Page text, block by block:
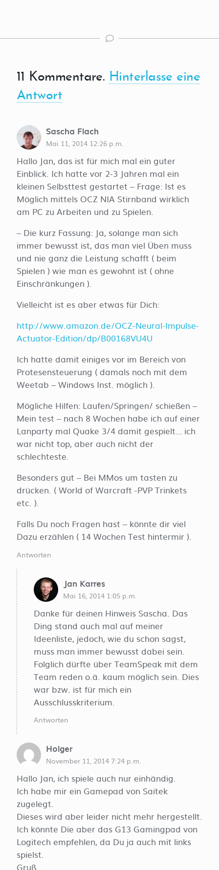
11 Kommentare. Hinterlasse eine
Antwort
Sascha Flach
Mai 11, 2014 12:26 p.m.
Hallo Jan, das ist für mich mal ein guter
Einblick. Ich hatte vor 2-3 Jahren mal ein
kleinen Selbsttest gestartet – Frage: Ist es
Möglich mittels OCZ NIA Stirnband wirklich
am PC zu Arbeiten und zu Spielen.
– Die kurz Fassung: Ja, solange man sich
immer bewusst ist, das man viel Üben muss
und nie ganz die Leistung schafft ( beim
Spielen ) wie man es gewohnt ist ( ohne
Einschränkungen ).
Vielleicht ist es aber etwas für Dich:
http://www.amazon.de/OCZ-Neural-Impulse-
Actuator-Edition/dp/B00168VU4U
Ich hatte damit einiges vor im Bereich von
Protesensteuerung ( damals noch mit dem
Weetab – Windows Inst. möglich ).
Mögliche Hilfen: Laufen/Springen/ schießen –
Mein test – nach 8 Wochen habe ich auf einer
Lanparty mal Quake 3/4 damit gespielt… ich
war nicht top, aber auch nicht der
schlechteste.
Besonders gut – Bei MMos um tasten zu
drücken. ( World of Warcraft -PVP Trinkets
etc. ).
Falls Du noch Fragen hast – könnte dir viel
Dazu erzählen ( 14 Wochen Test hintermir ).
Antworten
Jan Karres
Mai 16, 2014 1:05 p.m.
Danke für deinen Hinweis Sascha. Das
Ding stand auch mal auf meiner
Ideenliste, jedoch, wie du schon sagst,
muss man immer bewusst dabei sein.
Folglich dürfte über TeamSpeak mit dem
Team reden o.ä. kaum möglich sein. Dies
war bzw. ist für mich ein
Ausschlusskriterium.
Antworten
Holger
November 11, 2014 7:24 p.m.
Hallo Jan, ich spiele auch nur einhändig.
Ich habe mir ein Gamepad von Saitek
zugelegt.
Dieses wird aber leider nicht mehr hergestellt.
Ich könnte Die aber das G13 Gamingpad von
Logitech empfehlen, da Du ja auch mit links
spielst.
Gruß